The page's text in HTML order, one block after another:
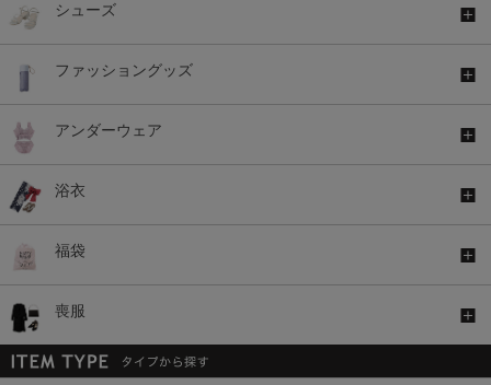
シューズ
ファッショングッズ
アンダーウェア
浴衣
福袋
喪服